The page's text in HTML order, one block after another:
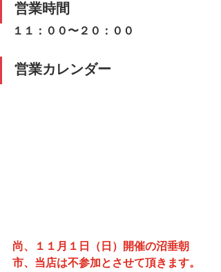
営業時間
１１：００〜２０：００
営業カレンダー
尚、１１月１日（日）開催の沼垂朝
市、当店は不参加とさせて頂きます。